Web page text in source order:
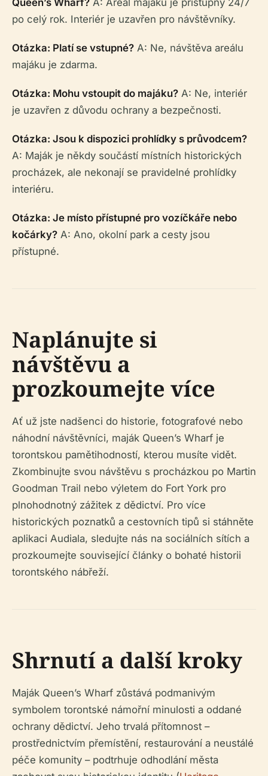
Queen’s Wharf? A: Areál majáku je přístupný 24/7
po celý rok. Interiér je uzavřen pro návštěvníky.
Otázka: Platí se vstupné? A: Ne, návštěva areálu
majáku je zdarma.
Otázka: Mohu vstoupit do majáku? A: Ne, interiér
je uzavřen z důvodu ochrany a bezpečnosti.
Otázka: Jsou k dispozici prohlídky s průvodcem?
A: Maják je někdy součástí místních historických
procházek, ale nekonají se pravidelné prohlídky
interiéru.
Otázka: Je místo přístupné pro vozíčkáře nebo
kočárky? A: Ano, okolní park a cesty jsou
přístupné.
Naplánujte si
návštěvu a
prozkoumejte více
Ať už jste nadšenci do historie, fotografové nebo
náhodní návštěvníci, maják Queen’s Wharf je
torontskou pamětihodností, kterou musíte vidět.
Zkombinujte svou návštěvu s procházkou po Martin
Goodman Trail nebo výletem do Fort York pro
plnohodnotný zážitek z dědictví. Pro více
historických poznatků a cestovních tipů si stáhněte
aplikaci Audiala, sledujte nás na sociálních sítích a
prozkoumejte související články o bohaté historii
torontského nábřeží.
Shrnutí a další kroky
Maják Queen’s Wharf zůstává podmanivým
symbolem torontské námořní minulosti a oddané
ochrany dědictví. Jeho trvalá přítomnost –
prostřednictvím přemístění, restaurování a neustálé
péče komunity – podtrhuje odhodlání města